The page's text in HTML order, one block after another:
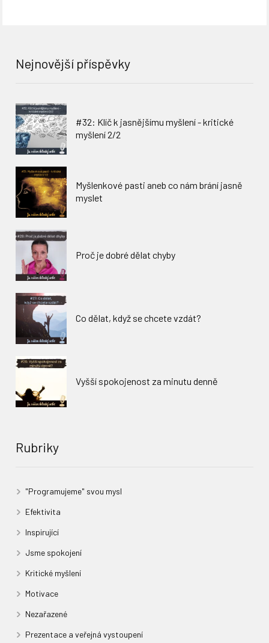
Nejnovější příspěvky
#32: Klíč k jasnějšímu myšlení - kritické
myšlení 2/2
Myšlenkové pasti aneb co nám brání jasně
myslet
Proč je dobré dělat chyby
Co dělat, když se chcete vzdát?
Vyšší spokojenost za minutu denně
Rubriky
"Programujeme" svou mysl
Efektivita
Inspirující
Jsme spokojení
Kritické myšlení
Motivace
Nezařazené
Prezentace a veřejná vystoupení